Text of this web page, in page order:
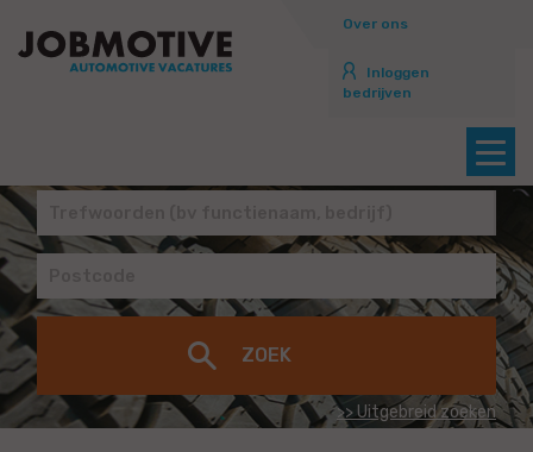
Over ons
Inloggen
bedrijven
>> Uitgebreid zoeken